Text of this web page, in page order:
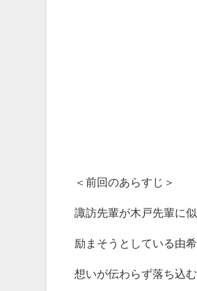
＜前回のあらすじ＞
諏訪先輩が木戸先輩に
励まそうとしている由
想いが伝わらず落ち込